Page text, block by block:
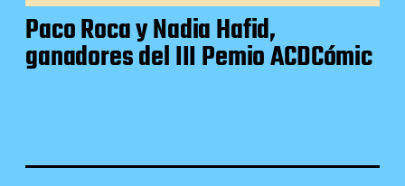
Paco Roca y Nadia Hafid,
ganadores del III Pemio ACDCómic